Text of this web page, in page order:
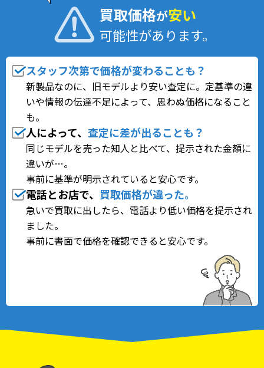
買取価格が安い
可能性があります。
スタッフ次第で価格が変わることも？
新製品なのに、旧モデルより安い査定に。定基準の違
いや情報の伝達不足によって、思わぬ価格になること
も。
人によって、 査定に差が出ることも？
同じモデルを売った知人と比べて、提示された金額に
違いが…。
事前に基準が明示されていると安心です。
電話とお店で、 買取価格が違った。
急いで買取に出したら、電話より低い価格を提示され
ました。
事前に書面で価格を確認できると安心です。